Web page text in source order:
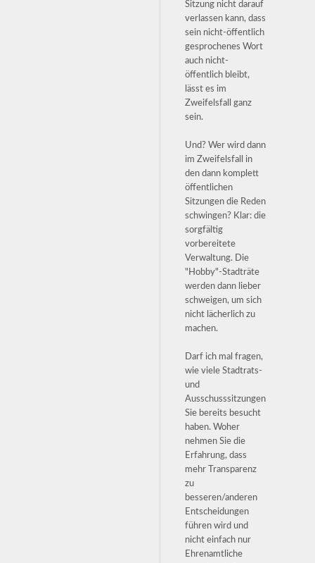
Sitzung nicht darauf
verlassen kann, dass
sein nicht-öffentlich
gesprochenes Wort
auch nicht-
öffentlich bleibt,
lässt es im
Zweifelsfall ganz
sein.
Und? Wer wird dann
im Zweifelsfall in
den dann komplett
öffentlichen
Sitzungen die Reden
schwingen? Klar: die
sorgfältig
vorbereitete
Verwaltung. Die
"Hobby"-Stadträte
werden dann lieber
schweigen, um sich
nicht lächerlich zu
machen.
Darf ich mal fragen,
wie viele Stadtrats-
und
Ausschusssitzungen
Sie bereits besucht
haben. Woher
nehmen Sie die
Erfahrung, dass
mehr Transparenz
zu
besseren/anderen
Entscheidungen
führen wird und
nicht einfach nur
Ehrenamtliche